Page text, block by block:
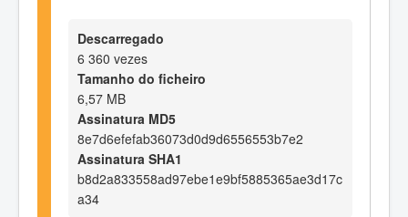
Descarregado
6 360 vezes
Tamanho do ficheiro
6,57 MB
Assinatura MD5
8e7d6efefab36073d0d9d6556553b7e2
Assinatura SHA1
b8d2a833558ad97ebe1e9bf5885365ae3d17c
a34